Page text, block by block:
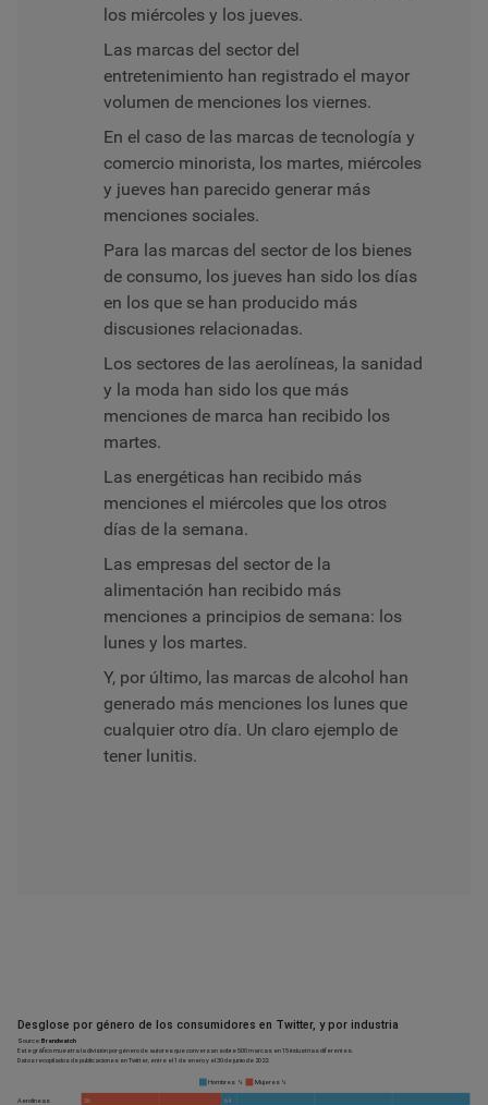
los miércoles y los jueves.
Las marcas del sector del
entretenimiento han registrado el mayor
volumen de menciones los viernes.
En el caso de las marcas de tecnología y
comercio minorista, los martes, miércoles
y jueves han parecido generar más
menciones sociales.
Para las marcas del sector de los bienes
de consumo, los jueves han sido los días
en los que se han producido más
discusiones relacionadas.
Los sectores de las aerolíneas, la sanidad
y la moda han sido los que más
menciones de marca han recibido los
martes.
Las energéticas han recibido más
menciones el miércoles que los otros
días de la semana.
Las empresas del sector de la
alimentación han recibido más
menciones a principios de semana: los
lunes y los martes.
Y, por último, las marcas de alcohol han
generado más menciones los lunes que
cualquier otro día. Un claro ejemplo de
tener lunitis.